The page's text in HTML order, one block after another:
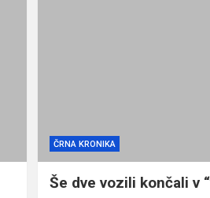
ČRNA KRONIKA
Še dve vozili končali v